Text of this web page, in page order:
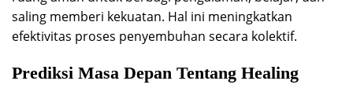
saling memberi kekuatan. Hal ini meningkatkan
efektivitas proses penyembuhan secara kolektif.
Prediksi Masa Depan Tentang Healing